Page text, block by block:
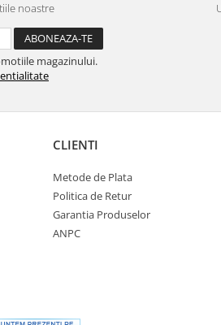
noastre
magazinului.
CLIENTI
Metode de Plata
Politica de Retur
Garantia Produselor
ANPC